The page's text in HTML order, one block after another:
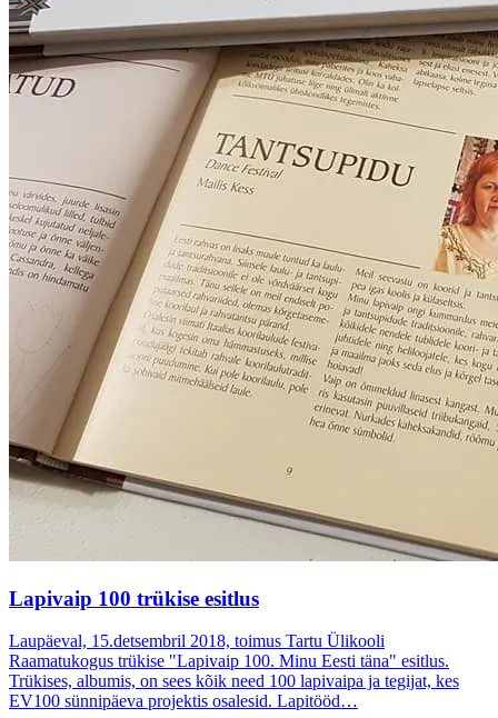
Lapivaip 100 trükise esitlus
Laupäeval, 15.detsembril 2018, toimus Tartu Ülikooli
Raamatukogus trükise "Lapivaip 100. Minu Eesti täna" esitlus.
Trükises, albumis, on sees kõik need 100 lapivaipa ja tegijat, kes
EV100 sünnipäeva projektis osalesid. Lapitööd…